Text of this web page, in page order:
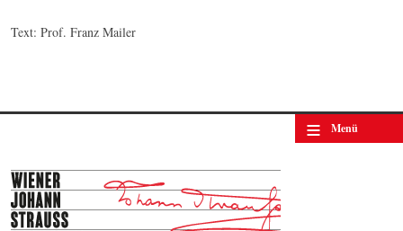
Text: Prof. Franz Mailer
≡ Menü